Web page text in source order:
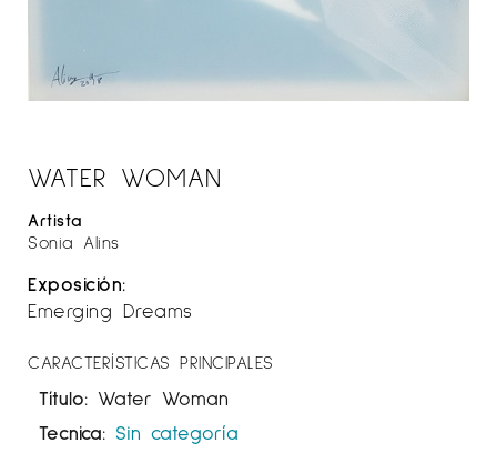
WATER WOMAN
Artista
Sonia Alins
Exposición:
Emerging Dreams
CARACTERÍSTICAS PRINCIPALES
Título: Water Woman
Tecnica: Sin categoría